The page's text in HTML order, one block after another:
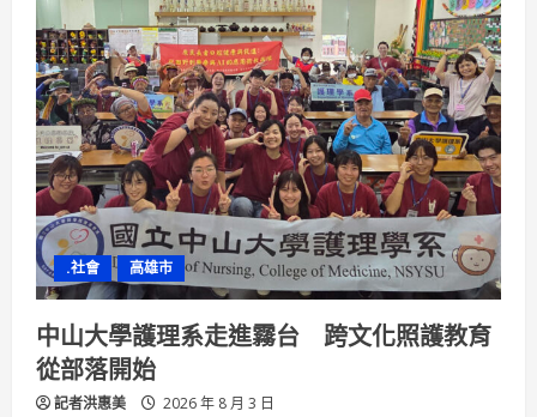
定
首
部
「整
體
海
洋
保
護
區
管
理
政
策
方
針」
跨
部
會
齊
心
守
護
韌
.社會 高雄市
中山大學護理系走進霧台 跨文化照護教育
從部落開始
記者洪惠美 2026 年 8 月 3 日